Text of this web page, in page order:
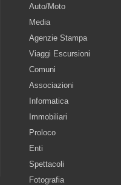
Auto/Moto
Media
Agenzie Stampa
Viaggi Escursioni
Comuni
Associazioni
Informatica
Immobiliari
Proloco
Enti
Spettacoli
Fotografia